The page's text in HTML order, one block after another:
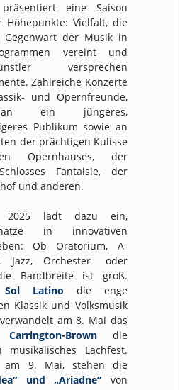
eine Saison
Höhepunkte: Vielfalt, die
Gegenwart der Musik in
vereint und
versprechen
Zahlreiche Konzerte
und Opernfreunde,
ein jüngeres,
Publikum sowie an
der prächtigen Kulisse
Opernhauses, der
Fantaisie, der
und anderen.
2025 lädt dazu ein,
in innovativen
Ob Oratorium, A-
Jazz, Orchester- oder
Bandbreite ist groß.
Sol Latino die enge
Klassik und Volksmusik
am 8. Mai das
Carrington-Browndie
Lachfest.
am 9. Mai, stehen die
und „Ariadne“ von